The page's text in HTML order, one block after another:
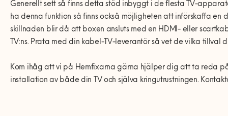
Generellt sett så finns detta stöd inbyggt i de flesta TV-
ha denna funktion så finns också möjligheten att införskaffa en
skillnaden blir då att boxen ansluts med en HDMI- eller
TV:ns. Prata med din kabel-TV-leverantör såvet de vilka tillval
Kom ihåg att vi på Hemfixarna gärna hjälper dig att ta reda p
installation av både din TV och själva kringutrustningen.